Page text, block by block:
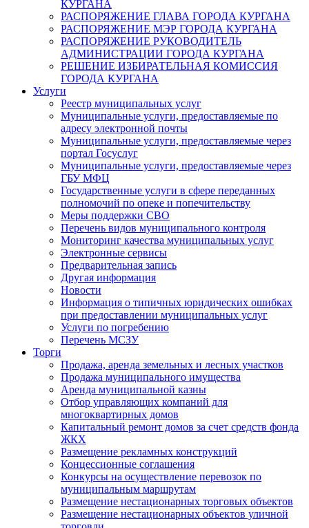
КУРГАНА
РАСПОРЯЖЕНИЕ ГЛАВА ГОРОДА КУРГАНА
РАСПОРЯЖЕНИЕ МЭР ГОРОДА КУРГАНА
РАСПОРЯЖЕНИЕ РУКОВОДИТЕЛЬ
АДМИНИСТРАЦИИ ГОРОДА КУРГАНА
РЕШЕНИЕ ИЗБИРАТЕЛЬНАЯ КОМИССИЯ
ГОРОДА КУРГАНА
Услуги
Реестр муниципальных услуг
Муниципальные услуги, предоставляемые по
адресу электронной почты
Муниципальные услуги, предоставляемые через
портал Госуслуг
Муниципальные услуги, предоставляемые через
ГБУ МФЦ
Государственные услуги в сфере переданных
полномочий по опеке и попечительству
Меры поддержки СВО
Перечень видов муниципального контроля
Мониторинг качества муниципальных услуг
Электронные сервисы
Предварительная запись
Другая информация
Новости
Информация о типичных юридических ошибках
при предоставлении муниципальных услуг
Услуги по погребению
Перечень МСЗУ
Торги
Продажа, аренда земельных и лесных участков
Продажа муниципального имущества
Аренда муниципальной казны
Отбор управляющих компаний для
многоквартирных домов
Капитальный ремонт домов за счет средств фонда
ЖКХ
Размещение рекламных конструкций
Концессионные соглашения
Конкурсы на осуществление перевозок по
муниципальным маршрутам
Размещение нестационарных торговых объектов
Размещение нестационарных объектов уличной